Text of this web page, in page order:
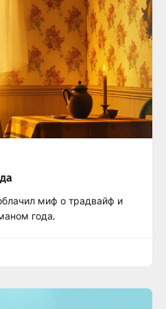
миф о традвайф и
года,